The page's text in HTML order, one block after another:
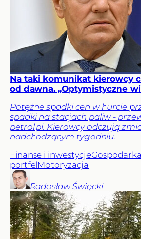
Na taki komunikat kierowcy
od dawna. „Optymistyczne
Potężne spadki cen w hurcie
spadki na stacjach paliw -
petrol.pl. Kierowcy odczują
nadchodzącym tygodniu.
Finanse i inwestycjeGospodarka
portfelMotoryzacja
Radosław Święcki